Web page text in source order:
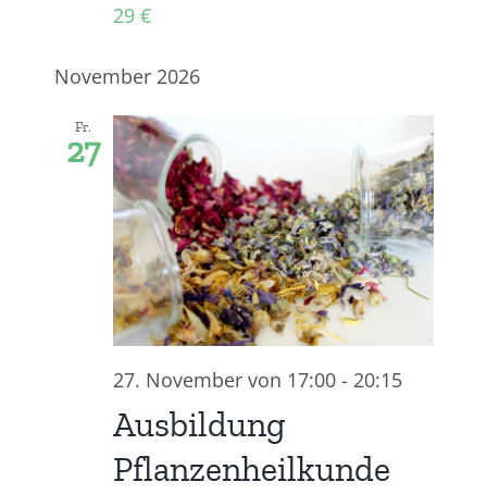
29 €
November 2026
Fr.
27
27. November von 17:00- 20:15
Ausbildung
Pflanzenheilkunde